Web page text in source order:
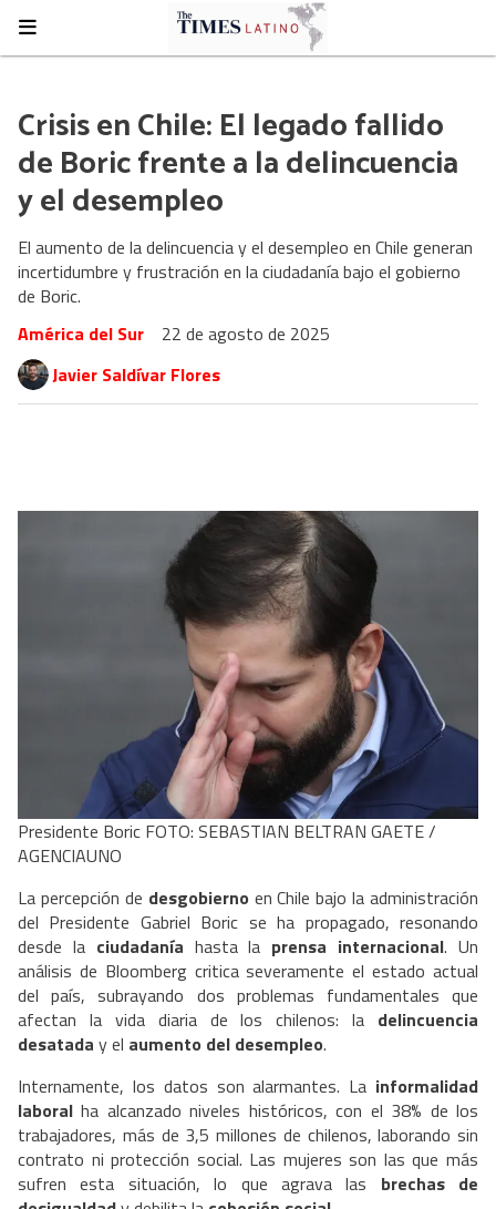
Crisis en Chile: El legado fallido
de Boric frente a la delincuencia
y el desempleo
El aumento de la delincuencia y el desempleo en Chile generan
incertidumbre y frustración en la ciudadanía bajo el gobierno
de Boric.
América del Sur
22 de agosto de 2025
Javier Saldívar Flores
Presidente Boric FOTO: SEBASTIAN BELTRAN GAETE /
AGENCIAUNO
La percepción de desgobierno en Chile bajo la administración
del Presidente Gabriel Boric se ha propagado, resonando
desde la ciudadanía hasta la prensa internacional. Un
análisis de Bloomberg critica severamente el estado actual
del país, subrayando dos problemas fundamentales que
afectan la vida diaria de los chilenos: la delincuencia
desatada y el aumento del desempleo.
Internamente, los datos son alarmantes. La informalidad
laboral ha alcanzado niveles históricos, con el 38% de los
trabajadores, más de 3,5 millones de chilenos, laborando sin
contrato ni protección social. Las mujeres son las que más
sufren esta situación, lo que agrava las brechas de